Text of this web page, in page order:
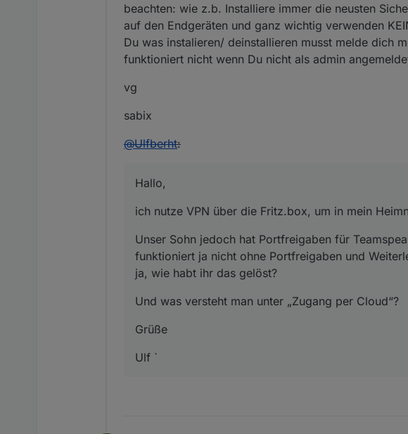
beachten: wie z.b. Installiere immer die neusten
auf den Endgeräten und ganz wichtig verwenden
Du was instalieren/ deinstallieren musst melde dich
funktioniert nicht wenn Du nicht als admin
vg
sabix
@Ulfberht:
Hallo,
ich nutze VPN über die Fritz.box, um in mein
Unser Sohn jedoch hat Portfreigaben für
funktioniert ja nicht ohne Portfreigaben und
ja, wie habt ihr das gelöst?
Und was versteht man unter „Zugang per Cloud“?
Grüße
Ulf `